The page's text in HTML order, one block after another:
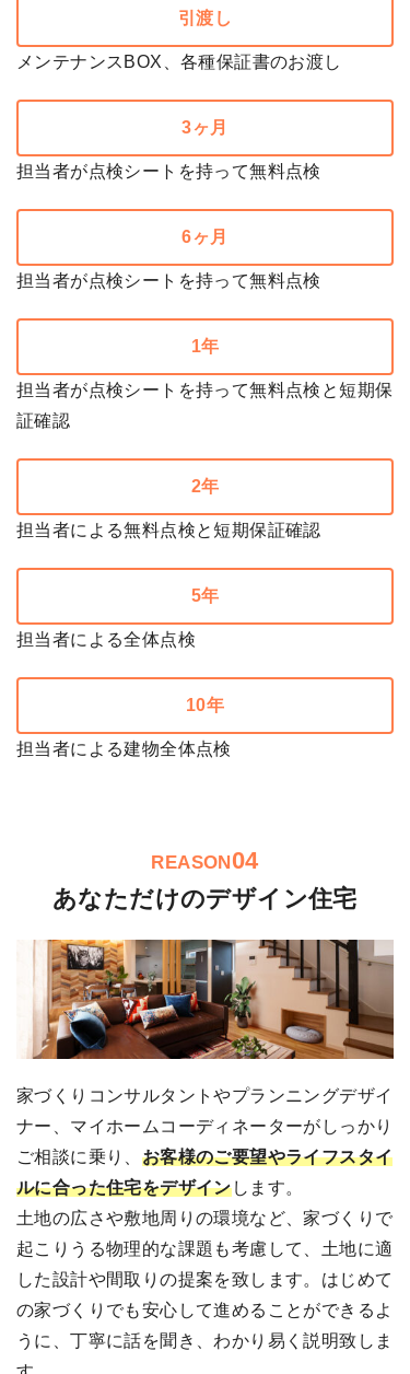
引渡し
メンテナンスBOX、各種保証書のお渡し
3ヶ月
担当者が点検シートを持って無料点検
6ヶ月
担当者が点検シートを持って無料点検
1年
担当者が点検シートを持って無料点検と短期保
証確認
2年
担当者による無料点検と短期保証確認
5年
担当者による全体点検
10年
担当者による建物全体点検
REASON04
あなただけのデザイン住宅
家づくりコンサルタントやプランニングデザイ
ナー、マイホームコーディネーターがしっかり
ご相談に乗り、 お客様のご要望やライフスタイ
ルに合った住宅をデザインします。
土地の広さや敷地周りの環境など、家づくりで
起こりうる物理的な課題も考慮して、土地に適
した設計や間取りの提案を致します。はじめて
の家づくりでも安心して進めることができるよ
うに、丁寧に話を聞き、わかり易く説明致しま